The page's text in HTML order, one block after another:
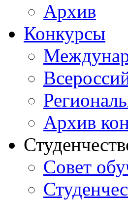
Архив
Конкурсы
Архив
Совет